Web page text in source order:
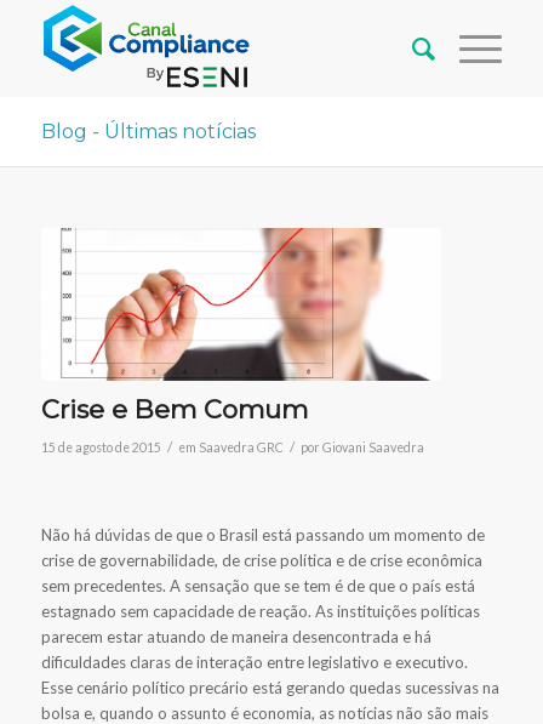
Blog - Últimas notícias
Crise e Bem Comum
15 de agosto de 2015 / em Saavedra GRC / por Giovani Saavedra
Não há dúvidas de que o Brasil está passando um momento de
crise de governabilidade, de crise política e de crise econômica
sem precedentes. A sensação que se tem é de que o país está
estagnado sem capacidade de reação. As instituições políticas
parecem estar atuando de maneira desencontrada e há
dificuldades claras de interação entre legislativo e executivo.
Esse cenário político precário está gerando quedas sucessivas na
bolsa e, quando o assunto é economia, as notícias não são mais